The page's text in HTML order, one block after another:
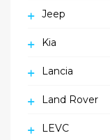
Jeep
Kia
Lancia
Land Rover
LEVC